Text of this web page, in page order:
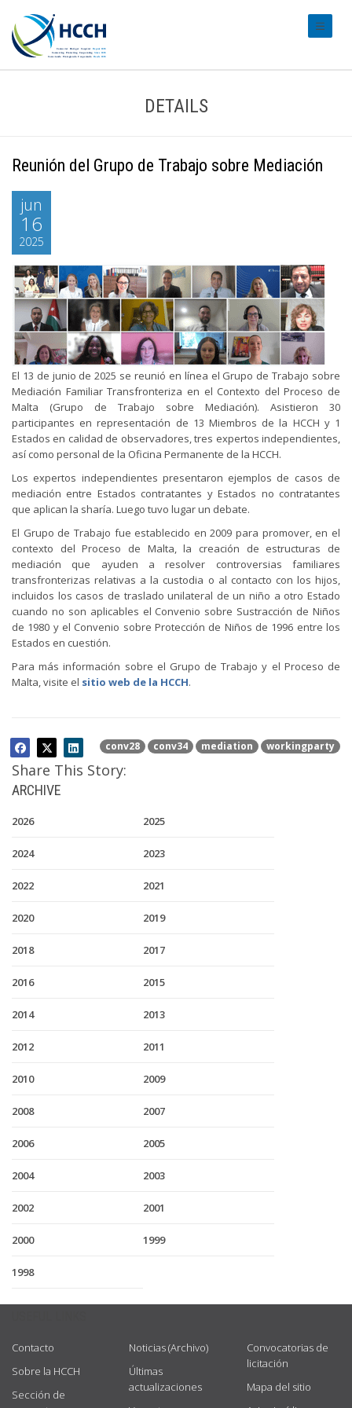
DETAILS
Reunión del Grupo de Trabajo sobre Mediación
jun
16
2025
El 13 de junio de 2025 se reunió en línea el Grupo de Trabajo sobre
Mediación Familiar Transfronteriza en el Contexto del Proceso de
Malta (Grupo de Trabajo sobre Mediación). Asistieron 30
participantes en representación de 13 Miembros de la HCCH y 1
Estados en calidad de observadores, tres expertos independientes,
así como personal de la Oficina Permanente de la HCCH.
Los expertos independientes presentaron ejemplos de casos de
mediación entre Estados contratantes y Estados no contratantes
que aplican la sharía. Luego tuvo lugar un debate.
El Grupo de Trabajo fue establecido en 2009 para promover, en el
contexto del Proceso de Malta, la creación de estructuras de
mediación que ayuden a resolver controversias familiares
transfronterizas relativas a la custodia o al contacto con los hijos,
incluidos los casos de traslado unilateral de un niño a otro Estado
cuando no son aplicables el Convenio sobre Sustracción de Niños
de 1980 y el Convenio sobre Protección de Niños de 1996 entre los
Estados en cuestión.
Para más información sobre el Grupo de Trabajo y el Proceso de
Malta, visite el sitio web de la HCCH.
conv28 conv34 mediation workingparty
Share This Story:
ARCHIVE
2026 2025
2024 2023
2022 2021
2020 2019
2018 2017
2016 2015
2014 2013
2012 2011
2010 2009
2008 2007
2006 2005
2004 2003
2002 2001
2000 1999
1998
Contacto
Sobre la HCCH
Sección de
Noticias (Archivo)
Últimas
actualizaciones
Convocatorias de
licitación
Mapa del sitio